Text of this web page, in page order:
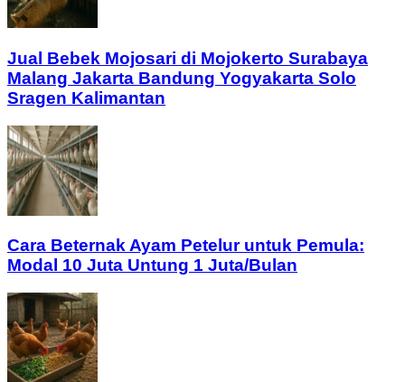
Jual Bebek Mojosari di Mojokerto Surabaya
Malang Jakarta Bandung Yogyakarta Solo
Sragen Kalimantan
Cara Beternak Ayam Petelur untuk Pemula:
Modal 10 Juta Untung 1 Juta/Bulan